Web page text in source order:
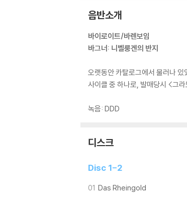
음반소개
바이로이트/바렌보임
바그너: 니벨룽겐의 반지
오랫동안 카탈로그에서 물러나
사이클 중 하나로, 발매당시 <그
녹음: DDD
디스크
Disc 1-2
01 Das Rheingold